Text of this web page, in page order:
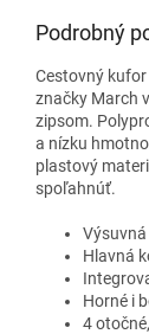
Podrobný
Cestovný
značky March
zipsom.
a nízku
plastový
spoľahnúť.
Hlavná
Horné i
4